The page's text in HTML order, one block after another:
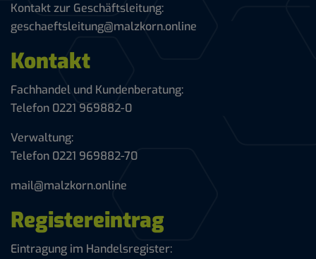
Kontakt zur Geschäftsleitung:
geschaeftsleitung@malzkorn.online
Kontakt
Fachhandel und Kundenberatung:
Telefon 0221 969882-0
Verwaltung:
Telefon 0221 969882-70
mail@malzkorn.online
Registereintrag
Eintragung im Handelsregister: